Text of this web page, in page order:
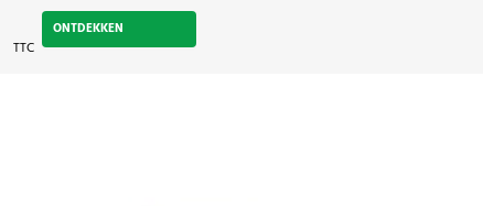
TTC
ONTDEKKEN